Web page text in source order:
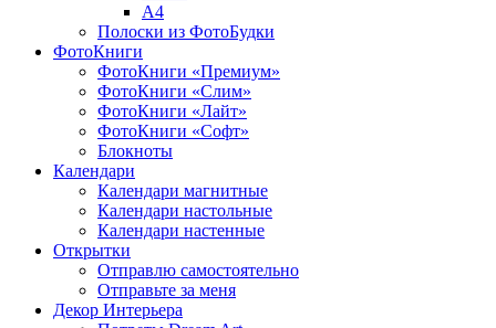
A4
Полоски из ФотоБудки
ФотоКниги
ФотоКниги «Премиум»
ФотоКниги «Слим»
ФотоКниги «Лайт»
ФотоКниги «Софт»
Блокноты
Календари
Календари магнитные
Календари настольные
Календари настенные
Открытки
Отправлю самостоятельно
Отправьте за меня
Декор Интерьера